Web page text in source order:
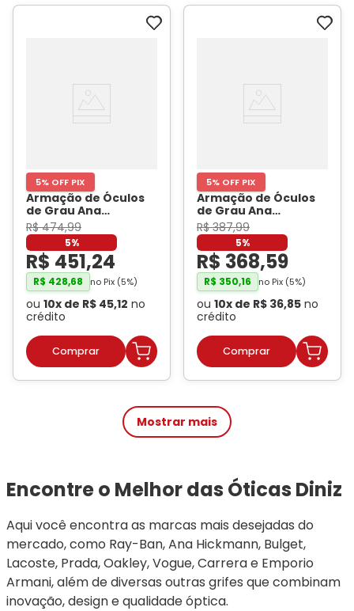
5% OFF PIX
Armação de Óculos
de Grau Ana
Hickmann HI10049
Feminino Gatinho
Metal Prata-
HICKMANN
R$ 474,99
5%
R$ 451,24
R$ 428,68 no Pix (5%)
ou 10x de R$ 45,12 no
crédito
5% OFF PIX
Armação de Óculos
de Grau Ana
Hickmann HI10050
Feminino Quadrado
Metal Dourado
HICKMANN
R$ 387,99
5%
R$ 368,59
R$ 350,16 no Pix (5%)
ou 10x de R$ 36,85 no
crédito
Mostrar mais
Encontre o Melhor das Óticas Diniz
Aqui você encontra as marcas mais desejadas do
mercado, como Ray-Ban, Ana Hickmann, Bulget,
Lacoste, Prada, Oakley, Vogue, Carrera e Emporio
Armani, além de diversas outras grifes que combinam
inovação, design e qualidade óptica.